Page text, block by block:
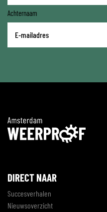
Achternaam
mailadres
DIRECT NAAR
Succesverhalen
Nieuwsoverzicht